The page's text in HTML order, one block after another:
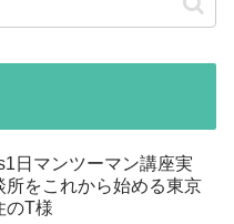
日マンツーマン講座実
所をこれから始める東京
のT様